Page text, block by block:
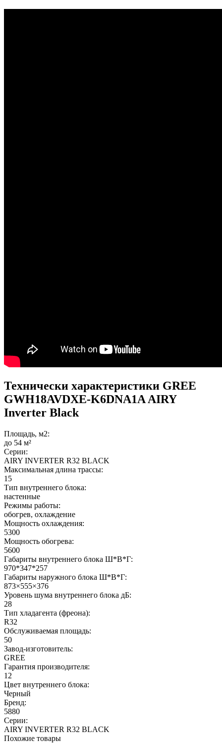
Технически характеристики GREE
GWH18AVDXE-K6DNA1A AIRY
Inverter Black
Площадь, м2:
до 54 м²
Серии:
AIRY INVERTER R32 BLACK
Максимальная длина трассы:
15
Тип внутреннего блока:
настенные
Режимы работы:
обогрев, охлаждение
Мощность охлаждения:
5300
Мощность обогрева:
5600
Габариты внутреннего блока Ш*В*Г:
970*347*257
Габариты наружного блока Ш*В*Г:
873×555×376
Уровень шума внутреннего блока дБ:
28
Тип хладагента (фреона):
R32
Обслуживаемая площадь:
50
Завод-изготовитель:
GREE
Гарантия производителя:
12
Цвет внутреннего блока:
Черный
Бренд:
5880
Серии:
AIRY INVERTER R32 BLACK
Похожие товары